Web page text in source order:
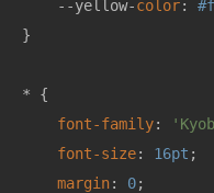
    --yellow-
color:
}
* {
font-family:
font-size: 16pt ;
margin: 0;